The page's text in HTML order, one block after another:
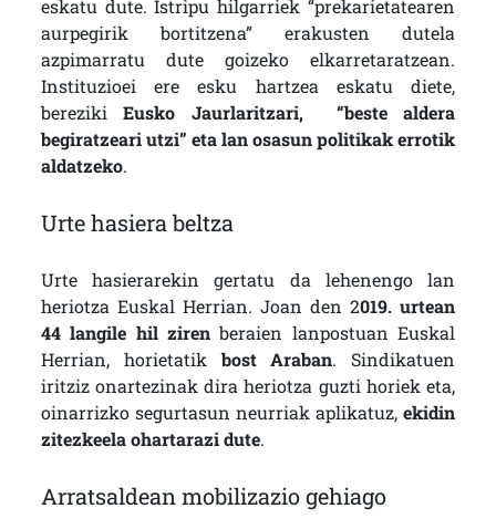
eskatu dute. Istripu hilgarriek “prekarietatearen
aurpegirik bortitzena” erakusten dutela
azpimarratu dute goizeko elkarretaratzean.
Instituzioei ere esku hartzea eskatu diete,
berezikiEusko Jaurlaritzari, “beste aldera
begiratzeari utzi” eta lan osasun politikak errotik
aldatzeko.
Urte hasiera beltza
Urte hasierarekin gertatu da lehenengo lan
heriotza Euskal Herrian. Joan den 2019. urtean
44 langile hil ziren beraien lanpostuan Euskal
Herrian, horietatikbost Araban. Sindikatuen
iritziz onartezinak dira heriotza guzti horiek eta,
oinarrizko segurtasun neurriak aplikatuz,ekidin
zitezkeela ohartarazi dute.
Arratsaldean mobilizazio gehiago